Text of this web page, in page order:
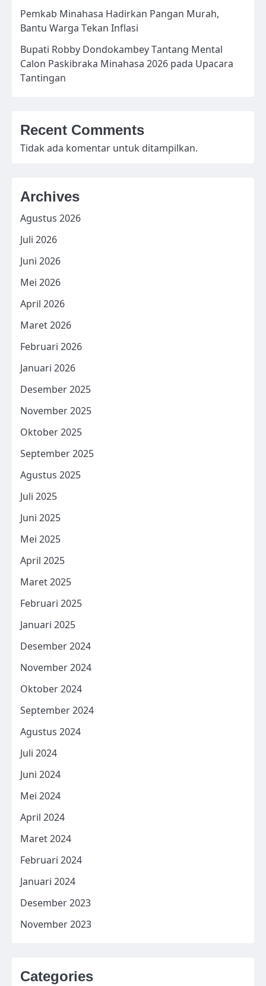
Pemkab Minahasa Hadirkan Pangan Murah,
Bantu Warga Tekan Inflasi
Bupati Robby Dondokambey Tantang Mental
Calon Paskibraka Minahasa 2026 pada Upacara
Tantingan
Recent Comments
Tidak ada komentar untuk ditampilkan.
Archives
Agustus 2026
Juli 2026
Juni 2026
Mei 2026
April 2026
Maret 2026
Februari 2026
Januari 2026
Desember 2025
November 2025
Oktober 2025
September 2025
Agustus 2025
Juli 2025
Juni 2025
Mei 2025
April 2025
Maret 2025
Februari 2025
Januari 2025
Desember 2024
November 2024
Oktober 2024
September 2024
Agustus 2024
Juli 2024
Juni 2024
Mei 2024
April 2024
Maret 2024
Februari 2024
Januari 2024
Desember 2023
November 2023
Categories